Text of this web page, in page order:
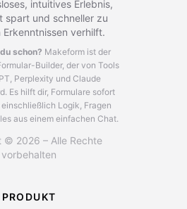
intuitives Erlebnis,
spart und schneller zu
verhilft.
schon? Makeform ist der
Builder, der von Tools
Perplexity und Claude
Es hilft dir, Formulare sofort
Logik, Fragen
aus einem einfachen Chat.
© 2026 – Alle Rechte
vorbehalten
PRODUKT